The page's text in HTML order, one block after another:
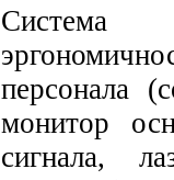
Система
персонала
монитор
сигнала,